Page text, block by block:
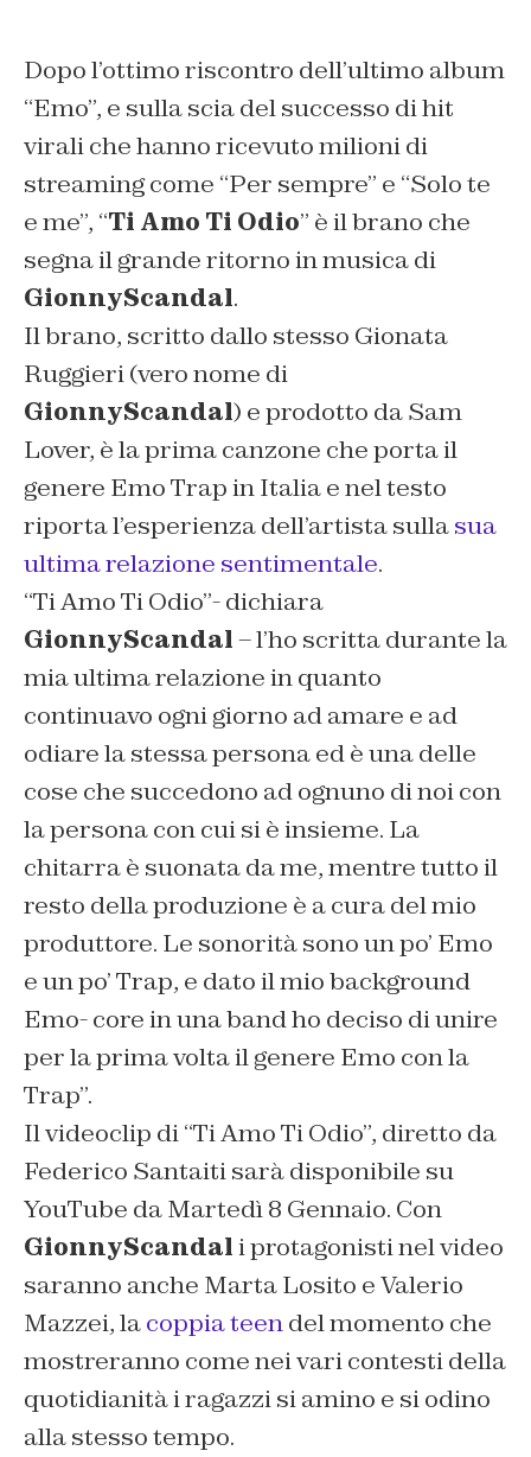
Dopo l’ottimo riscontro dell’ultimo album
“Emo”, e sulla scia del successo di hit
virali che hanno ricevuto milioni di
streaming come “Per sempre” e “Solo te
e me”, “Ti Amo Ti Odio” è il brano che
segna il grande ritorno in musica di
GionnyScandal.
Il brano, scritto dallo stesso Gionata
Ruggieri (vero nome di
GionnyScandal) e prodotto da Sam
Lover, è la prima canzone che porta il
genere Emo Trap in Italia e nel testo
riporta l’esperienza dell’artista sullasua
ultima relazione sentimentale.
“Ti Amo Ti Odio”-dichiara
GionnyScandal– l’ho scritta durante la
mia ultima relazione in quanto
continuavo ogni giorno ad amare e ad
odiare la stessa persona ed è una delle
cose che succedono ad ognuno di noi con
la persona con cui si è insieme. La
chitarra è suonata da me, mentre tutto il
resto della produzione è a cura del mio
produttore. Le sonorità sono un po’ Emo
e un po’ Trap, e dato il mio background
Emo- core in una band ho deciso di unire
per la prima volta il genere Emo con la
Trap”.
Il videoclip di “Ti Amo Ti Odio”, diretto da
Federico Santaiti sarà disponibile su
YouTube da Martedì 8 Gennaio. Con
GionnyScandali protagonisti nel video
saranno anche Marta Losito e Valerio
Mazzei, lacoppia teendel momento che
mostreranno come nei vari contesti della
quotidianità i ragazzi si amino e si odino
alla stesso tempo.